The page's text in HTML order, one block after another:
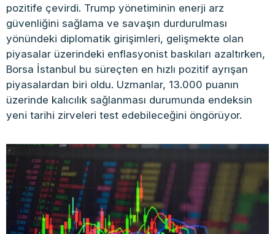
pozitife çevirdi. Trump yönetiminin enerji arz
güvenliğini sağlama ve savaşın durdurulması
yönündeki diplomatik girişimleri, gelişmekte olan
piyasalar üzerindeki enflasyonist baskıları azaltırken,
Borsa İstanbul bu süreçten en hızlı pozitif ayrışan
piyasalardan biri oldu. Uzmanlar, 13.000 puanın
üzerinde kalıcılık sağlanması durumunda endeksin
yeni tarihi zirveleri test edebileceğini öngörüyor.